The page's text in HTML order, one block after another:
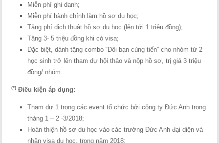
Miễn phí ghi danh;
Miễn phí hành chính làm hồ sơ du học;
Tặng phí dịch thuật hồ sơ du học (lên tới 1 triệu đồng);
Tặng 3- 5 triệu đồng khi có visa;
Đặc biệt, dành tặng combo “Đôi bạn cùng tiến” cho nhóm từ 2
học sinh trở lên tham dự hội thảo và nộp hồ sơ, trị giá 3 triệu
đồng/ nhóm.
(*) Điều kiện áp dụng:
Tham dự 1 trong các event tổ chức bởi công ty Đức Anh trong
tháng 1 – 2 -3/2018;
Hoàn thiện hồ sơ du học vào các trường Đức Anh đại diện và
nhận visa du học, trong năm 2018;